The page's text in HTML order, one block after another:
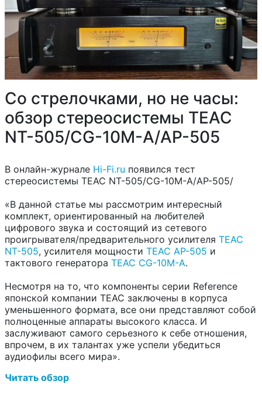
Со стрелочками, но не часы:
обзор стереосистемы TEAC
NT-505/CG-10M-A/AP-505
В онлайн-журнале Hi-Fi.ru появился тест
cтереосистемы TEAC NT-505/CG-10M-A/AP-505/
«В данной статье мы рассмотрим интересный
комплект, ориентированный на любителей
цифрового звука и состоящий из сетевого
проигрывателя/предварительного усилителя TEAC
NT-505, усилителя мощности TEAC AP-505 и
тактового генератора TEAC CG-10M-A.
Несмотря на то, что компоненты серии Reference
японской компании TEAC заключены в корпуса
уменьшенного формата, все они представляют собой
полноценные аппараты высокого класса. И
заслуживают самого серьезного к себе отношения,
впрочем, в их талантах уже успели убедиться
аудиофилы всего мира».
Читать обзор